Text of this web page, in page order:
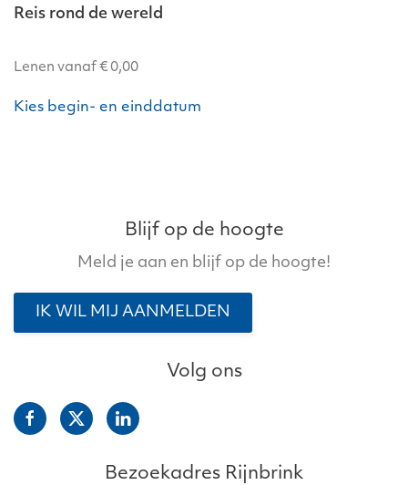
Reis rond de wereld
Lenen vanaf € 0,00
Kies begin- en einddatum
optie
gekozen
worden
op
Blijf op de hoogte
Meld je aan en blijf op de hoogte!
IK WIL MIJ AANMELDEN
Volg ons
Bezoekadres Rijnbrink